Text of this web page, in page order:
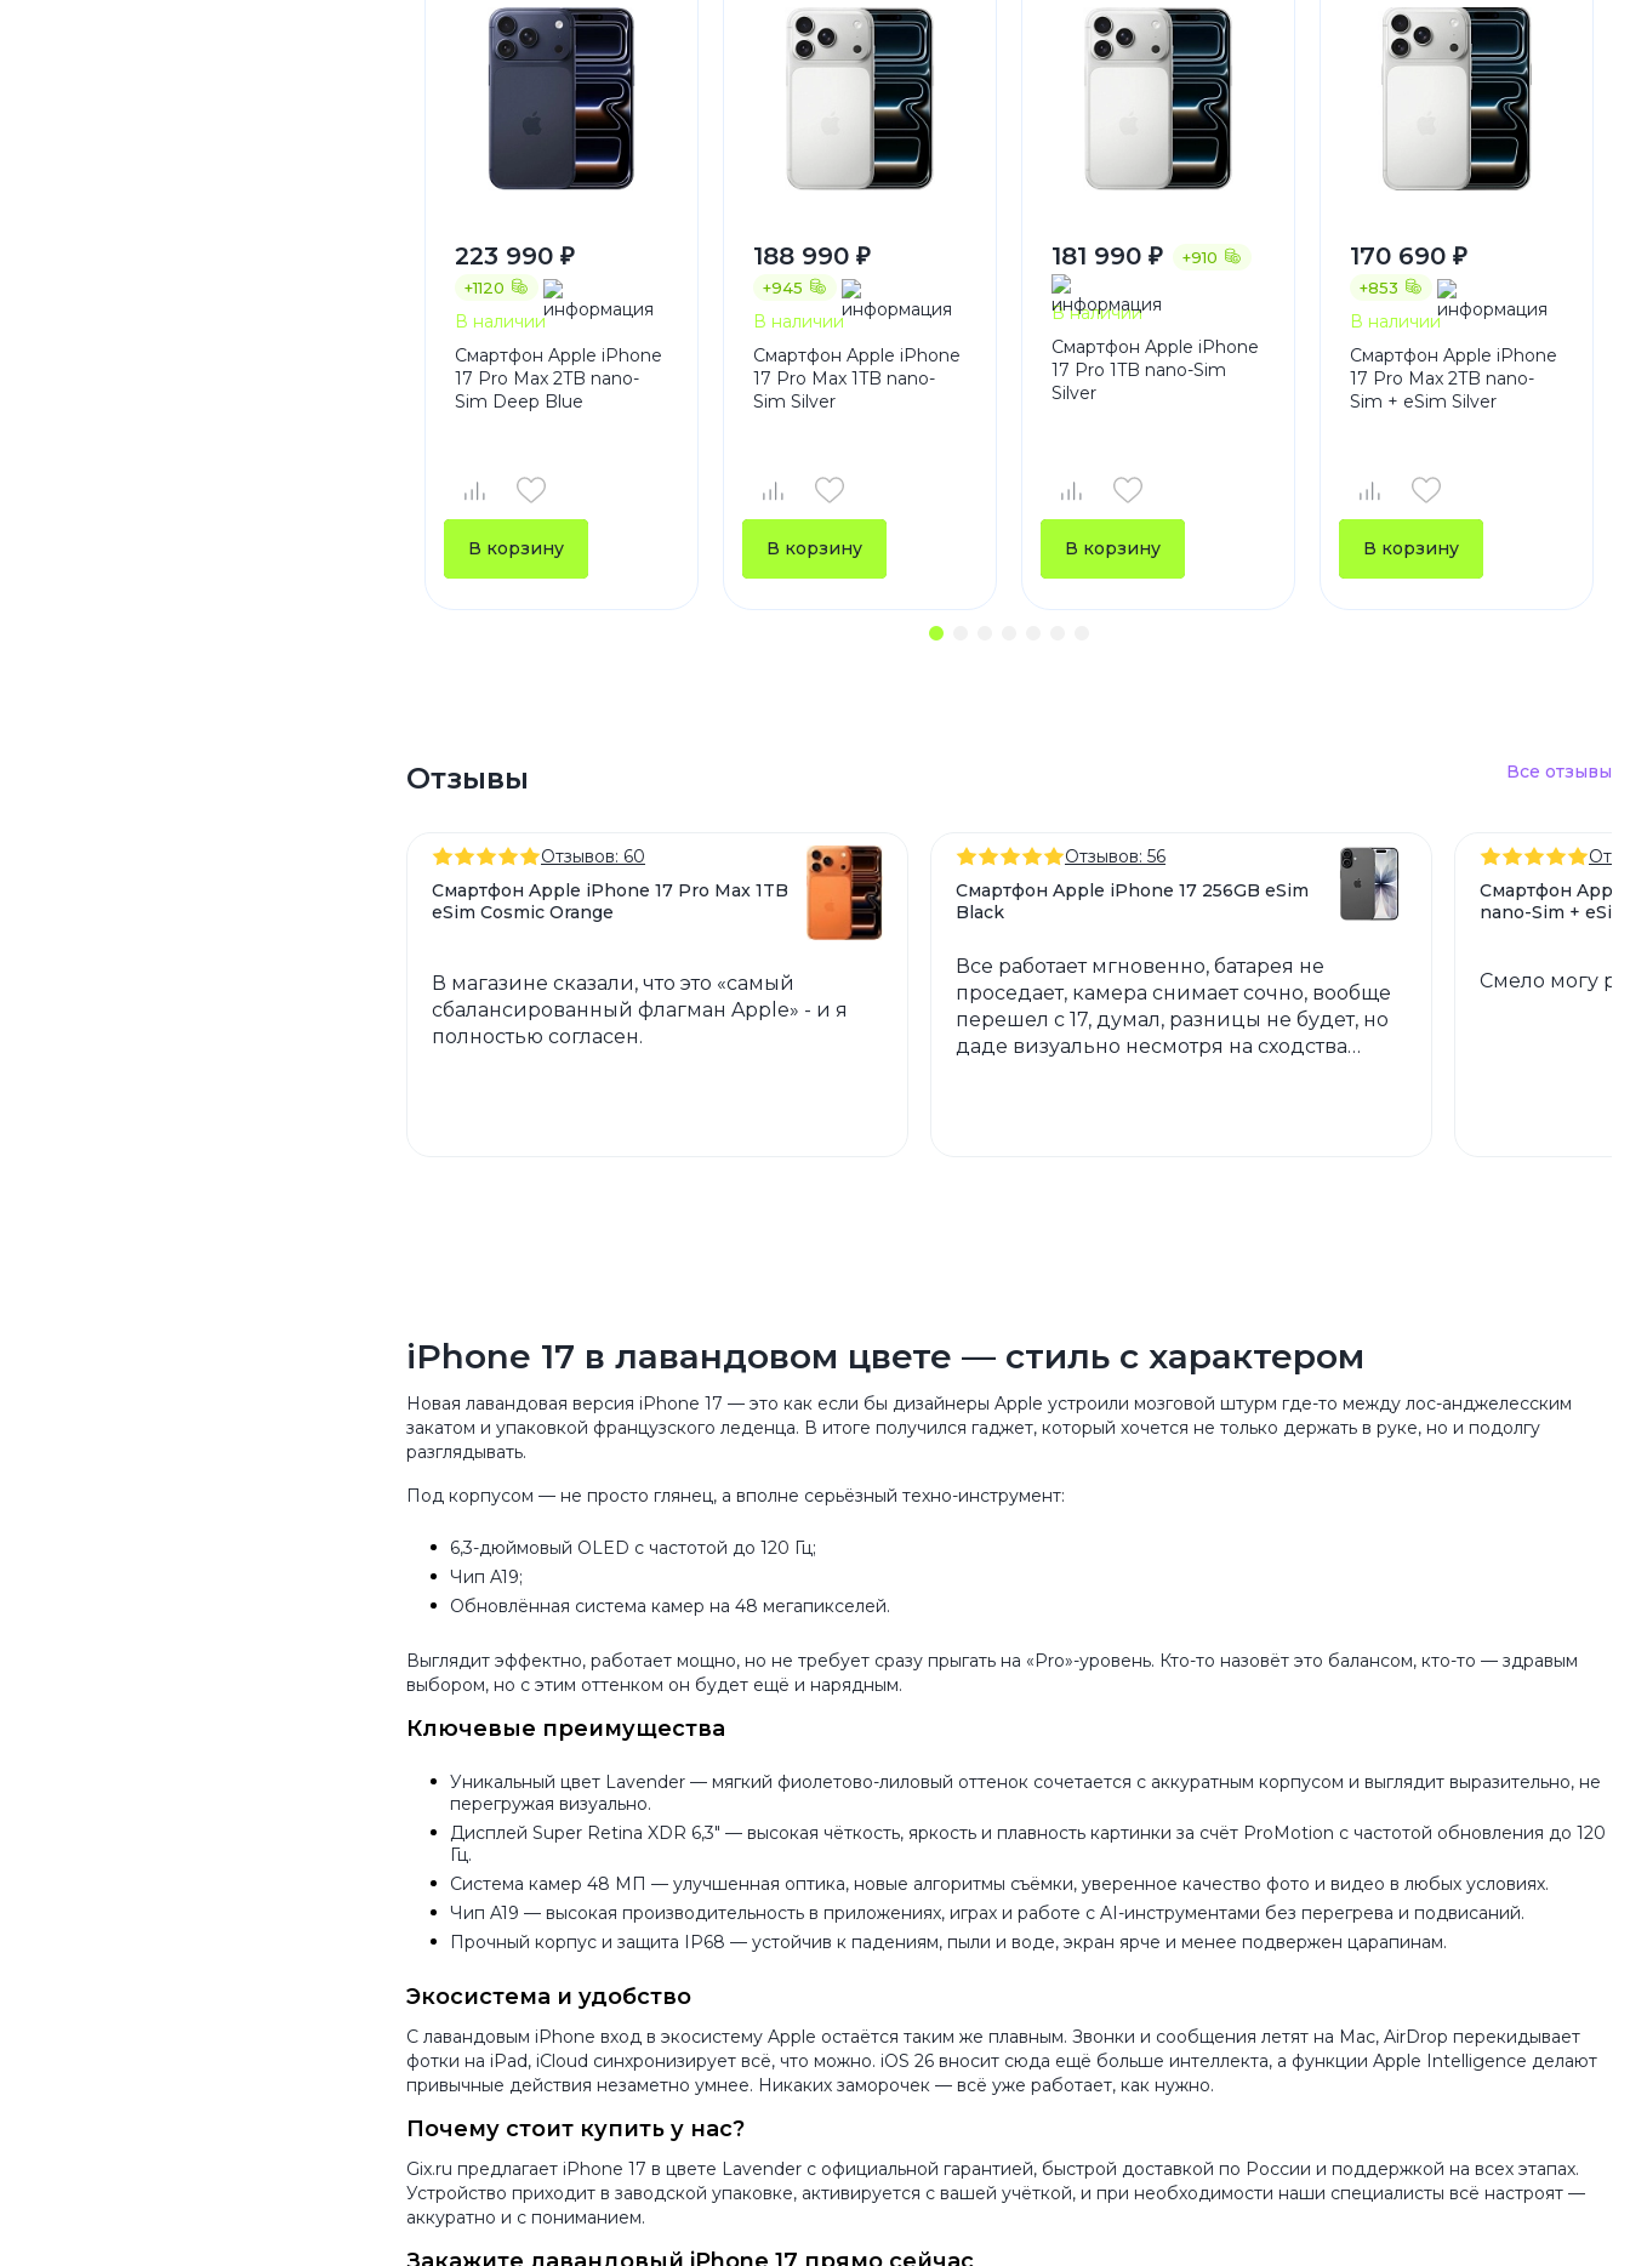
+1120
223 990 ₽
В наличии
Смартфон Apple iPhone
17 Pro Max 2TB nano-
Sim Deep Blue
В корзину
+945
188 990 ₽
В наличии
Смартфон Apple iPhone
17 Pro Max 1TB nano-
Sim Silver
В корзину
+910
181 990 ₽
В наличии
Смартфон Apple iPhone
17 Pro 1TB nano-Sim
Silver
В корзину
+853
170 690 ₽
В наличии
Смартфон Apple iPhone
17 Pro Max 2TB nano-
Sim + eSim Silver
В корзину
Отзывы Все отзывы
Отзывов: 60
Смартфон Apple iPhone 17 Pro Max 1TB
eSim Cosmic Orange
В магазине сказали, что это «самый
сбалансированный флагман Apple» - и я
полностью согласен.
Отзывов: 56
Смартфон Apple iPhone 17 256GB eSim
Black
Все работает мгновенно, батарея не
проседает, камера снимает сочно, вообще
перешел с 17, думал, разницы не будет, но
даде визуально несмотря на сходства
Смартфон Apple
nano-Sim +
Смело могу
iPhone 17 в лавандовом цвете — стиль с характером
Новая лавандовая версия iPhone 17 — это как если бы дизайнеры Apple устроили мозговой штурм где-то между лос-анджелесским
закатом и упаковкой французского леденца. В итоге получился гаджет, который хочется не только держать в руке, но и подолгу
разглядывать.
Под корпусом — не просто глянец, а вполне серьёзный техно-инструмент:
6,3-дюймовый OLED с частотой до 120 Гц;
Чип A19;
Обновлённая система камер на 48 мегапикселей.
Выглядит эффектно, работает мощно, но не требует сразу прыгать на «Pro»-уровень. Кто-то назовёт это балансом, кто-то — здравым
выбором, но с этим оттенком он будет ещё и нарядным.
Ключевые преимущества
Уникальный цвет Lavender — мягкий фиолетово-лиловый оттенок сочетается с аккуратным корпусом и выглядит выразительно, не
перегружая визуально.
Дисплей Super Retina XDR 6,3″ — высокая чёткость, яркость и плавность картинки за счёт ProMotion с частотой обновления до 120
Гц.
Система камер 48 МП — улучшенная оптика, новые алгоритмы съёмки, уверенное качество фото и видео в любых условиях.
Чип A19 — высокая производительность в приложениях, играх и работе с AI-инструментами без перегрева и подвисаний.
Прочный корпус и защита IP68 — устойчив к падениям, пыли и воде, экран ярче и менее подвержен царапинам.
Экосистема и удобство
С лавандовым iPhone вход в экосистему Apple остаётся таким же плавным. Звонки и сообщения летят на Mac, AirDrop перекидывает
фотки на iPad, iCloud синхронизирует всё, что можно. iOS 26 вносит сюда ещё больше интеллекта, а функции Apple Intelligence делают
привычные действия незаметно умнее. Никаких заморочек — всё уже работает, как нужно.
Почему стоит купить у нас?
Gix.ru предлагает iPhone 17 в цвете Lavender с официальной гарантией, быстрой доставкой по России и поддержкой на всех этапах.
Устройство приходит в заводской упаковке, активируется с вашей учёткой, и при необходимости наши специалисты всё настроят —
аккуратно и с пониманием.